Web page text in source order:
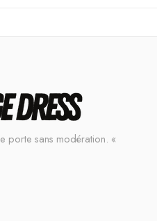
porte sans modération. «